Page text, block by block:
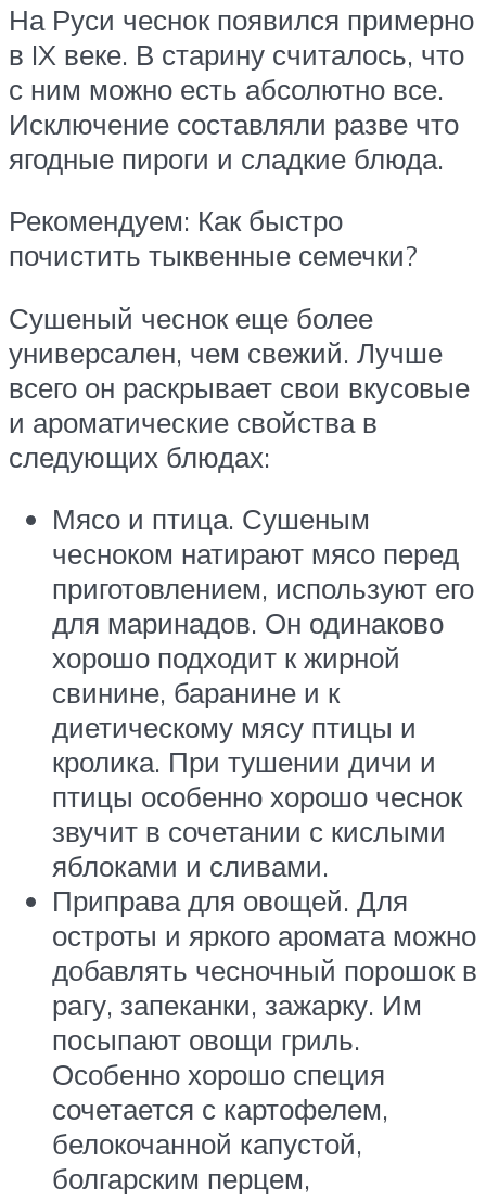
На Руси чеснок появился примерно
в IX веке. В старину считалось, что
с ним можно есть абсолютно все.
Исключение составляли разве что
ягодные пироги и сладкие блюда.
Рекомендуем: Как быстро
почистить тыквенные семечки?
Сушеный чеснок еще более
универсален, чем свежий. Лучше
всего он раскрывает свои вкусовые
и ароматические свойства в
следующих блюдах:
Мясо и птица. Сушеным
чесноком натирают мясо перед
приготовлением, используют его
для маринадов. Он одинаково
хорошо подходит к жирной
свинине, баранине и к
диетическому мясу птицы и
кролика. При тушении дичи и
птицы особенно хорошо чеснок
звучит в сочетании с кислыми
яблоками и сливами.
Приправа для овощей. Для
остроты и яркого аромата можно
добавлять чесночный порошок в
рагу, запеканки, зажарку. Им
посыпают овощи гриль.
Особенно хорошо специя
сочетается с картофелем,
белокочанной капустой,
болгарским перцем,